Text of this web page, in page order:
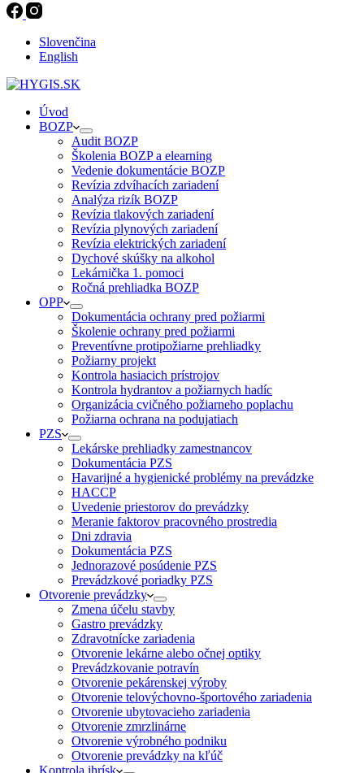
Slovenčina
English
Úvod
BOZP
Audit BOZP
Školenia BOZP a elearning
Vedenie dokumentácie BOZP
Revízia zdvíhacích zariadení
Analýza rizík BOZP
Revízia tlakových zariadení
Revízia plynových zariadení
Revízia elektrických zariadení
Dychové skúšky na alkohol
Lekárnička 1. pomoci
Ročná prehliadka BOZP
OPP
Dokumentácia ochrany pred požiarmi
Školenie ochrany pred požiarmi
Preventívne protipožiarne prehliadky
Požiarny projekt
Kontrola hasiacich prístrojov
Kontrola hydrantov a požiarnych hadíc
Organizácia cvičného požiarneho poplachu
Požiarna ochrana na podujatiach
PZS
Lekárske prehliadky zamestnancov
Dokumentácia PZS
Havarijné a hygienické problémy na prevádzke
HACCP
Uvedenie priestorov do prevádzky
Meranie faktorov pracovného prostredia
Dni zdravia
Dokumentácia PZS
Jednorazové posúdenie PZS
Prevádzkové poriadky PZS
Otvorenie prevádzky
Zmena účelu stavby
Gastro prevádzky
Zdravotnícke zariadenia
Otvorenie lekárne alebo očnej optiky
Prevádzkovanie potravín
Otvorenie pekárenskej výroby
Otvorenie telovýchovno-športového zariadenia
Otvorenie ubytovacieho zariadenia
Otvorenie zmrzlinárne
Otvorenie výrobného podniku
Otvorenie prevádzky na kľúč
Kontrola ihrísk